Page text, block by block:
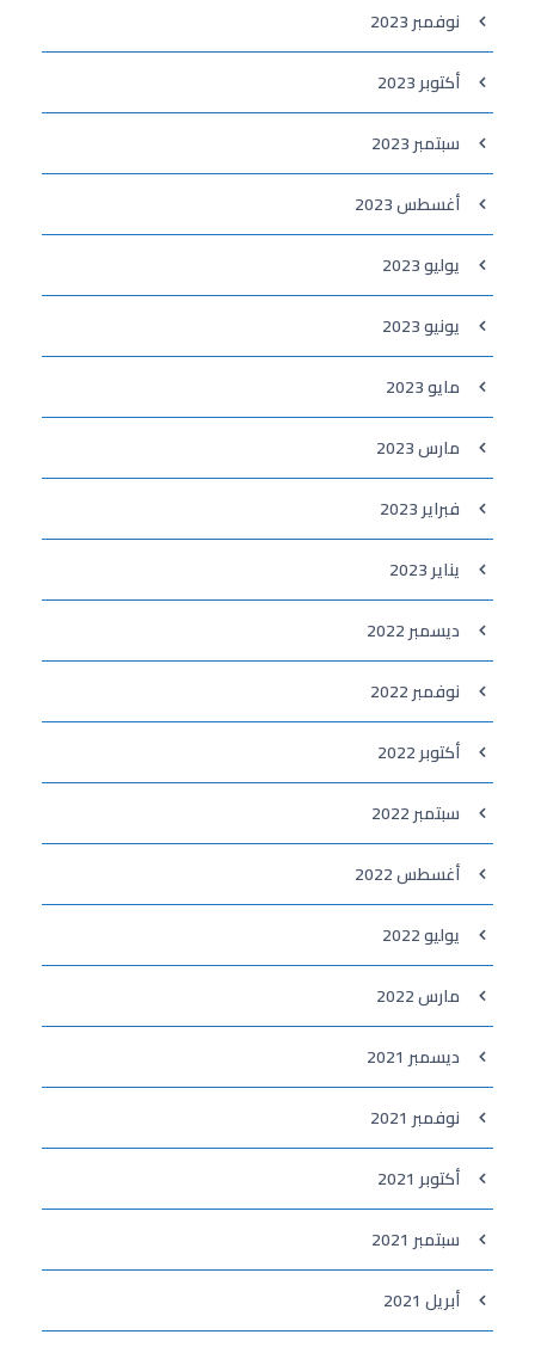
نوفمبر 2023
أكتوبر 2023
سبتمبر 2023
أغسطس 2023
يوليو 2023
يونيو 2023
مايو 2023
مارس 2023
فبراير 2023
يناير 2023
ديسمبر 2022
نوفمبر 2022
أكتوبر 2022
سبتمبر 2022
أغسطس 2022
يوليو 2022
مارس 2022
ديسمبر 2021
نوفمبر 2021
أكتوبر 2021
سبتمبر 2021
أبريل 2021